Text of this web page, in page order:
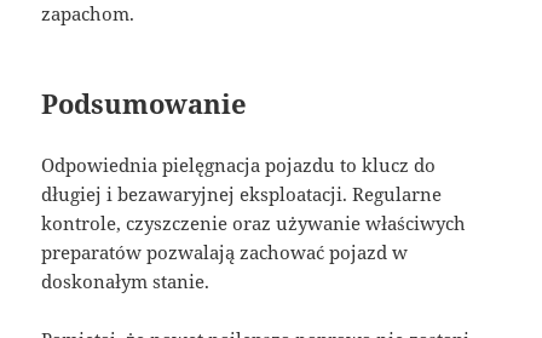
zapachom.
Podsumowanie
Odpowiednia pielęgnacja pojazdu to klucz do
długiej i bezawaryjnej eksploatacji. Regularne
kontrole, czyszczenie oraz używanie właściwych
preparatów pozwalają zachować pojazd w
doskonałym stanie.